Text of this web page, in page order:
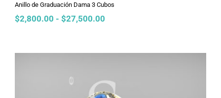
Anillo de Graduación Dama 3 Cubos
$2,800.00 - $27,500.00Rango